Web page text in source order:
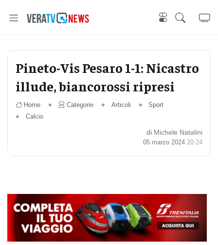
Pineto-Vis Pesaro 1-1: Nicastro
illude, biancorossi ripresi
Home Categorie Articoli
Sport
Calcio
di Michele Natalini
05 marzo 2024 20:24